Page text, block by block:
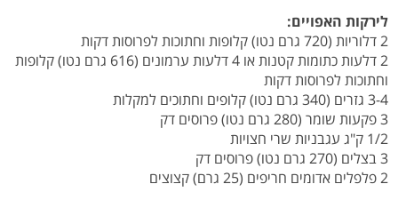
לירקות האפויים:
2 דלוריות (720 גרם נטו) קלופות וחתוכות לפרוסות דקות
2 דלעות כתומות קטנות או 4 דלעות ערמונים (616 גרם נטו) קלופות
וחתוכות לפרוסות דקות
3-4 גזרים (340 גרם נטו) קלופים וחתוכים למקלות
3 פקעות שומר (280 גרם נטו) פרוסים דק
1/2 ק"ג עגבניות שרי חצויות
3 בצלים (270 גרם נטו) פרוסים דק
2 פלפלים אדומים חריפים (25 גרם) קצוצים